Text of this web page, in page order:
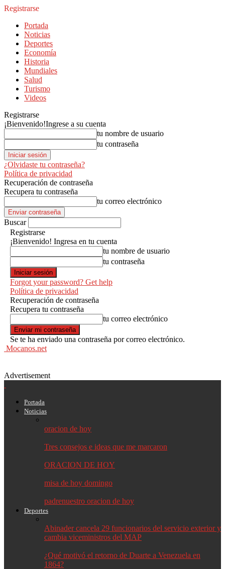
Registrarse
Portada
Noticias
Deportes
Economía
Historia
Mundiales
Salud
Turismo
Videos
Registrarse
¡Bienvenido!Ingrese a su cuenta
tu nombre de usuario
tu contraseña
¿Olvidaste tu contraseña?
Política de privacidad
Recuperación de contraseña
Recupera tu contraseña
tu correo electrónico
Buscar
Registrarse
¡Bienvenido! Ingresa en tu cuenta
tu nombre de usuario
tu contraseña
Forgot your password? Get help
Política de privacidad
Recuperación de contraseña
Recupera tu contraseña
tu correo electrónico
Se te ha enviado una contraseña por correo electrónico.
Mocanos.net
Advertisement
Portada
Noticias
oracion de hoy
Tres consejos e ideas que me marcaron
ORACION DE HOY
misa de hoy domingo
padrenuestro oracion de hoy
Deportes
Abinader cancela 29 funcionarios del servicio exterior y
cambia viceministros del MAP
¿Qué motivó el retorno de Duarte a Venezuela en
1864?